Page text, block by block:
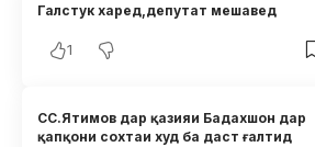
Галстук харед,депутат мешавед
1
СС.Ятимов дар қазияи Бадахшон дар
қапқони сохтаи худ ба даст ғалтид